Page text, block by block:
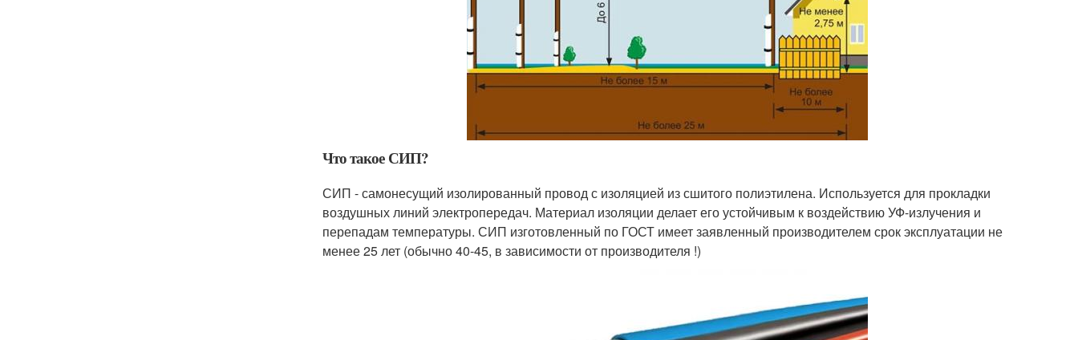
Что такое СИП?
СИП - самонесущий изолированный провод с изоляцией из сшитого полиэтилена. Используется для прокладки
воздушных линий электропередач. Материал изоляции делает его устойчивым к воздействию УФ-излучения и
перепадам температуры. СИП изготовленный по ГОСТ имеет заявленный производителем срок эксплуатации не
менее 25 лет (обычно 40-45, в зависимости от производителя !)